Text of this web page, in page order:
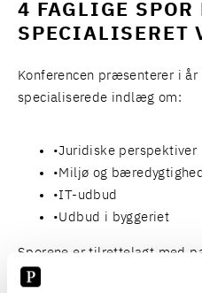
4 FAGLIGE SPOR
SPECIALISERET
Konferencen præsenterer i
specialiserede indlæg om:
Juridiske perspektiver
Miljø og bæredygtighed
IT-udbud
Udbud i byggeriet
Sporene er tilrettelagt med
skifte spor undervejs, og